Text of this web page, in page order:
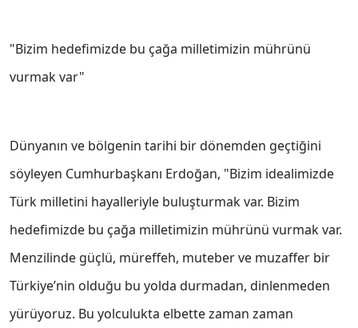
"Bizim hedefimizde bu çağa milletimizin mührünü
vurmak var"
Dünyanın ve bölgenin tarihi bir dönemden geçtiğini
söyleyen Cumhurbaşkanı Erdoğan, "Bizim idealimizde
Türk milletini hayalleriyle buluşturmak var. Bizim
hedefimizde bu çağa milletimizin mührünü vurmak var.
Menzilinde güçlü, müreffeh, muteber ve muzaffer bir
Türkiye’nin olduğu bu yolda durmadan, dinlenmeden
yürüyoruz. Bu yolculukta elbette zaman zaman